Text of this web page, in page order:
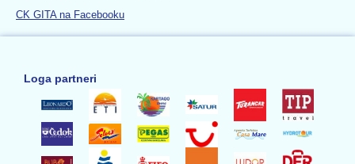
CK GITA na Facebooku
Loga partneri